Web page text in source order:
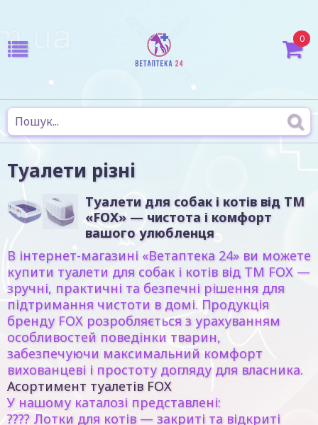
0
Туалети різні
Туалети для собак і котів від ТМ
«FOX» — чистота і комфорт
вашого улюбленця
В інтернет-магазині «Ветаптека 24» ви можете
купити туалети для собак і котів від ТМ FOX —
зручні, практичні та безпечні рішення для
підтримання чистоти в домі. Продукція
бренду FOX розробляється з урахуванням
особливостей поведінки тварин,
забезпечуючи максимальний комфорт
вихованцеві і простоту догляду для власника.
Асортимент туалетів FOX
У нашому каталозі представлені:
???? Лотки для котів — закриті та відкриті